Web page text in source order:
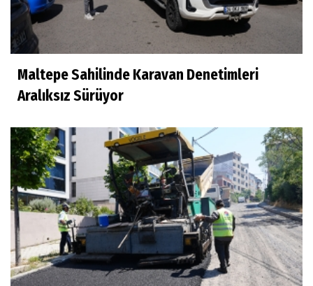
Maltepe Sahilinde Karavan Denetimleri
Aralıksız Sürüyor